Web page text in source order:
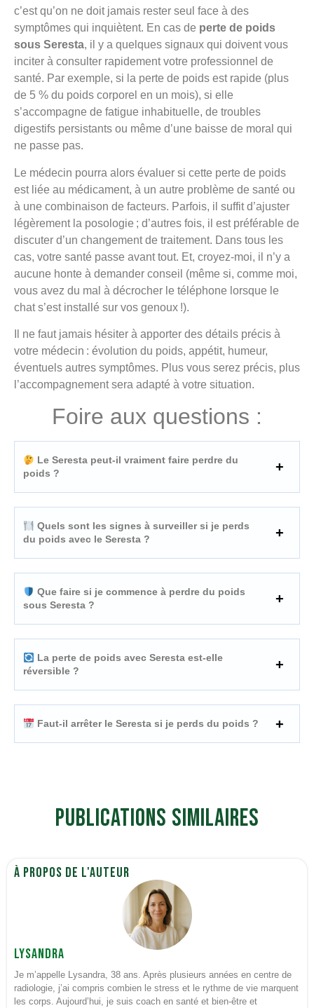
c’est qu’on ne doit jamais rester seul face à des
symptômes qui inquiètent. En cas de perte de poids
sous Seresta, il y a quelques signaux qui doivent vous
inciter à consulter rapidement votre professionnel de
santé. Par exemple, si la perte de poids est rapide (plus
de 5 % du poids corporel en un mois), si elle
s’accompagne de fatigue inhabituelle, de troubles
digestifs persistants ou même d’une baisse de moral qui
ne passe pas.
Le médecin pourra alors évaluer si cette perte de poids
est liée au médicament, à un autre problème de santé ou
à une combinaison de facteurs. Parfois, il suffit d’ajuster
légèrement la posologie ; d’autres fois, il est préférable de
discuter d’un changement de traitement. Dans tous les
cas, votre santé passe avant tout. Et, croyez-moi, il n’y a
aucune honte à demander conseil (même si, comme moi,
vous avez du mal à décrocher le téléphone lorsque le
chat s’est installé sur vos genoux !).
Il ne faut jamais hésiter à apporter des détails précis à
votre médecin : évolution du poids, appétit, humeur,
éventuels autres symptômes. Plus vous serez précis, plus
l’accompagnement sera adapté à votre situation.
Foire aux questions :
Le Seresta peut-il vraiment faire perdre du
poids ?
Quels sont les signes à surveiller si je perds
du poids avec le Seresta ?
Que faire si je commence à perdre du poids
sous Seresta ?
La perte de poids avec Seresta est-elle
réversible ?
Faut-il arrêter le Seresta si je perds du poids ?
Publications similaires
À propos de l'auteur
Lysandra
Je m’appelle Lysandra, 38 ans. Après plusieurs années en centre de
radiologie, j’ai compris combien le stress et le rythme de vie marquent
les corps. Aujourd’hui, je suis coach en santé et bien-être et